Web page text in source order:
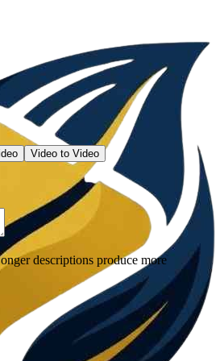
Video to Video
descriptions produce more